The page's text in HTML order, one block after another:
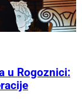
u Rogoznici: